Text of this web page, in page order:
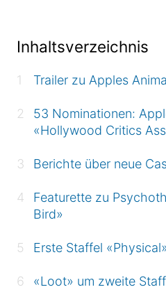
Inhaltsverzeichnis
Trailer zu Apples
53 Nominationen:
«Hollywood Critics
Berichte über neue
Featurette zu
Bird»
Erste Staffel
«Loot» um zweite